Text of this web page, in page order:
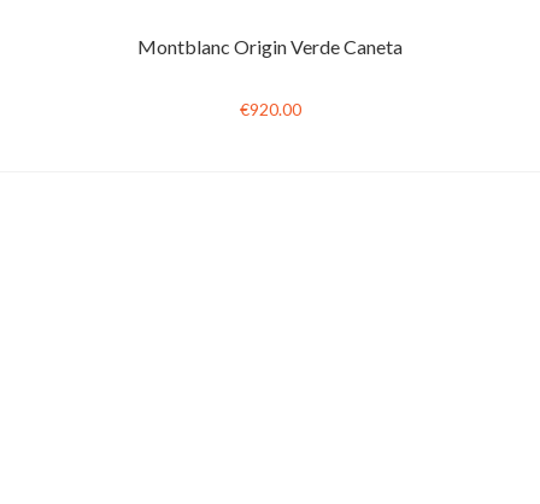
Montblanc Origin Verde Caneta
€920.00